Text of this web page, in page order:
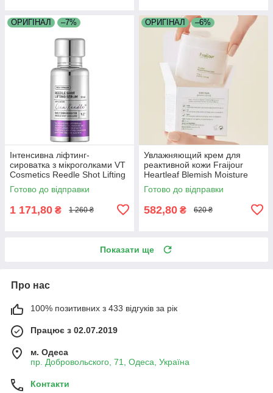
ОРИГІНАЛ –7%
Інтенсивна ліфтинг-
сироватка з мікроголками VT
Cosmetics Reedle Shot Lifting
Serum 50 мл
Готово до відправки
1 171,80 ₴ 1 260 ₴
ОРИГІНАЛ –6%
Увлажняющий крем для
реактивной кожи Fraijour
Heartleaf Blemish Moisture
Cream 100 мл
Готово до відправки
582,80 ₴ 620 ₴
Показати ще
Про нас
100% позитивних з 433 відгуків за рік
Працює з 02.07.2019
м. Одеса
пр. Добровольского, 71, Одеса, Україна
Контакти